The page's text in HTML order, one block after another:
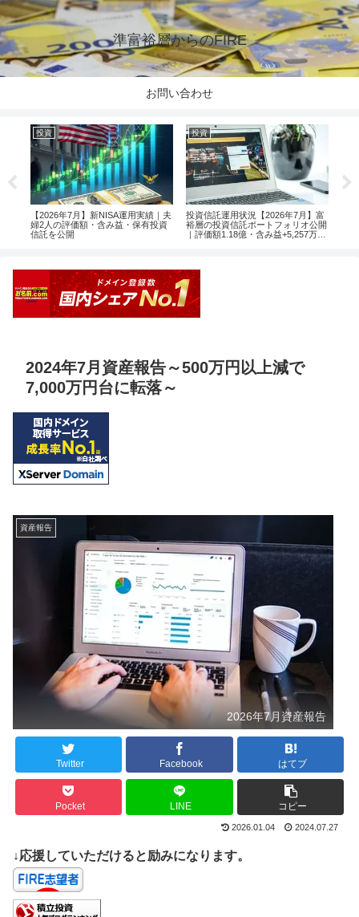
準富裕層からのFIRE
お問い合わせ
投資
【2026年7月】新NISA運用実績｜夫
婦2人の評価額・含み益・保有投資
信託を公開
投資
投資信託運用状況【2026年7月】富
裕層の投資信託ポートフォリオ公開
｜評価額1.18億・含み益+5,257万円
2024年7月資産報告～500万円以上減で
7,000万円台に転落～
資産報告
2026年7月資産報告
Twitter Facebook はてブ
Pocket LINE コピー
2026.01.04 2024.07.27
↓応援していただけると励みになります。